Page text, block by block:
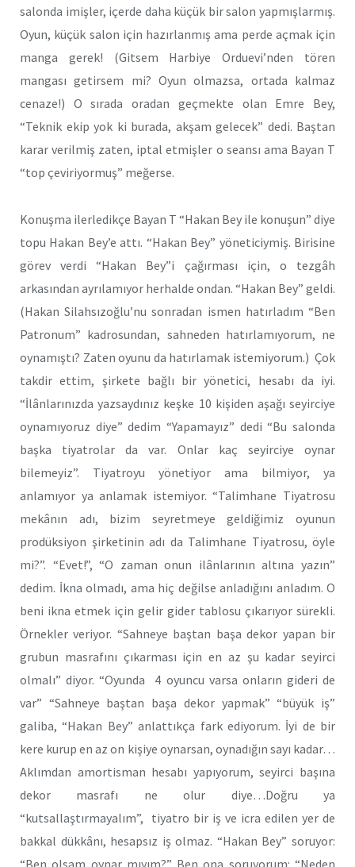
salonda imişler, içerde daha küçük bir salon yapmışlarmış.
Oyun, küçük salon için hazırlanmış ama perde açmak için
manga gerek! (Gitsem Harbiye Orduevi’nden tören
mangası getirsem mi? Oyun olmazsa, ortada kalmaz
cenaze!) O sırada oradan geçmekte olan Emre Bey,
“Teknik ekip yok ki burada, akşam gelecek” dedi. Baştan
karar verilmiş zaten, iptal etmişler o seansı ama Bayan T
“top çeviriyormuş” meğerse.
Konuşma ilerledikçe Bayan T “Hakan Bey ile konuşun” diye
topu Hakan Bey’e attı. “Hakan Bey” yöneticiymiş. Birisine
görev verdi “Hakan Bey”i çağırması için, o tezgâh
arkasından ayrılamıyor herhalde ondan. “Hakan Bey” geldi.
(Hakan Silahsızoğlu’nu sonradan ismen hatırladım “Ben
Patronum” kadrosundan, sahneden hatırlamıyorum, ne
oynamıştı? Zaten oyunu da hatırlamak istemiyorum.) Çok
takdir ettim, şirkete bağlı bir yönetici, hesabı da iyi.
“İlânlarınızda yazsaydınız keşke 10 kişiden aşağı seyirciye
oynamıyoruz diye” dedim “Yapamayız” dedi “Bu salonda
başka tiyatrolar da var. Onlar kaç seyirciye oynar
bilemeyiz”. Tiyatroyu yönetiyor ama bilmiyor, ya
anlamıyor ya anlamak istemiyor. “Talimhane Tiyatrosu
mekânın adı, bizim seyretmeye geldiğimiz oyunun
prodüksiyon şirketinin adı da Talimhane Tiyatrosu, öyle
mi?”. “Evet!”, “O zaman onun ilânlarının altına yazın”
dedim. İkna olmadı, ama hiç değilse anladığını anladım. O
beni ikna etmek için gelir gider tablosu çıkarıyor sürekli.
Örnekler veriyor. “Sahneye baştan başa dekor yapan bir
grubun masrafını çıkarması için en az şu kadar seyirci
olmalı” diyor. “Oyunda 4 oyuncu varsa onların gideri de
var” “Sahneye baştan başa dekor yapmak” “büyük iş”
galiba, “Hakan Bey” anlattıkça fark ediyorum. İyi de bir
kere kurup en az on kişiye oynarsan, oynadığın sayı kadar…
Aklımdan amortisman hesabı yapıyorum, seyirci başına
dekor masrafı ne olur diye…Doğru ya
“kutsallaştırmayalım”, tiyatro bir iş ve icra edilen yer de
bakkal dükkânı, hesapsız iş olmaz. “Hakan Bey” soruyor:
“Ben olsam oynar mıyım?” Ben ona soruyorum: “Neden